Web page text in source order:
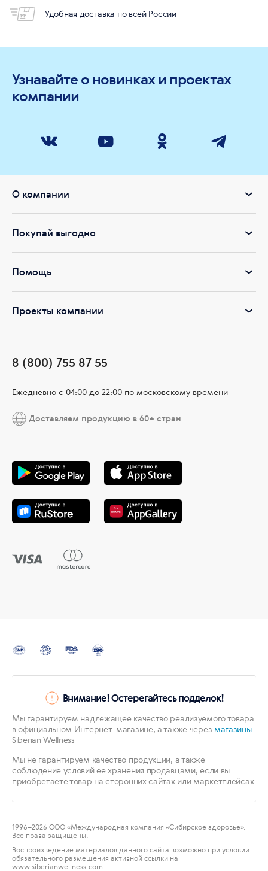
Удобная доставка по всей России
Узнавайте о новинках и проектах
компании
О компании
Покупай выгодно
Помощь
Проекты компании
8 (800) 755 87 55
Ежедневно c 04:00 до 22:00 по московскому времени
Доставляем продукцию в 60+ стран
Внимание! Остерегайтесь подделок!
Мы гарантируем надлежащее качество реализуемого товара
в официальном Интернет-магазине, а также через магазины
Siberian Wellness
Мы не гарантируем качество продукции, а также
соблюдение условий ее хранения продавцами, если вы
приобретаете товар на сторонних сайтах или маркетплейсах.
1996–2026 ООО «Международная компания «Сибирское здоровье».
Все права защищены.
Воспроизведение материалов данного сайта возможно при условии
обязательного размещения активной ссылки на
www.siberianwellness.com.